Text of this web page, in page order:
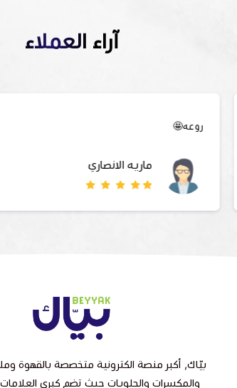
آراء العملاء
جنى القايدي
بيّاك, أكبر منصة الكترونية متخصصة بالقهوة
والمكسرات والحلويات حيث تضم كبرى العلامات